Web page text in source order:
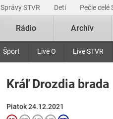
Správy STVR Deti Pečie celé
Šport Live O Live STVR
Rádio Archív
Kráľ Drozdia brada
Piatok 24.12.2021